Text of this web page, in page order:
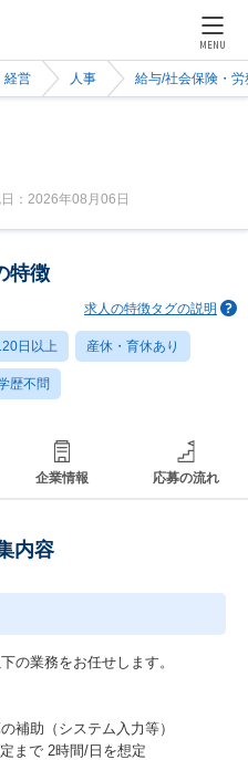
MENU
経営 人事 給与/社会保険・労
：2026年08月06日
特徴
求人の特徴タグの説明
日以上 産休・育休あり
歴不問
企業情報 応募の流れ
内容
の業務をお任せします。
補助（システム入力等）
まで 2時間/日を想定